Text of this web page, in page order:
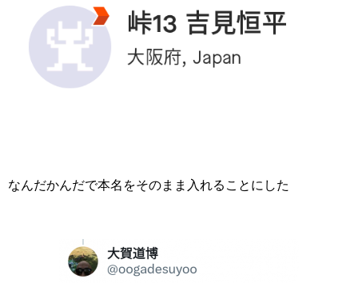
なんだかんだで本名をそのまま入れることにした